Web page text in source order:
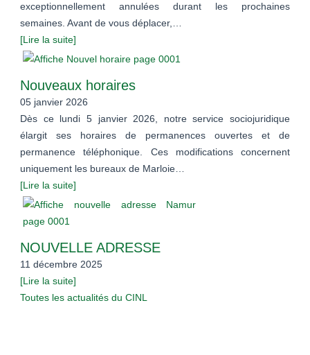
exceptionnellement annulées durant les prochaines
semaines. Avant de vous déplacer,…
[Lire la suite]
Nouveaux horaires
05 janvier 2026
Dès ce lundi 5 janvier 2026, notre service sociojuridique
élargit ses horaires de permanences ouvertes et de
permanence téléphonique. Ces modifications concernent
uniquement les bureaux de Marloie…
[Lire la suite]
NOUVELLE ADRESSE
11 décembre 2025
[Lire la suite]
Toutes les actualités du CINL